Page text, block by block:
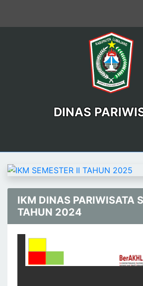
DINAS
Previous
IKM DINAS PARIWISATA
TAHUN 2024